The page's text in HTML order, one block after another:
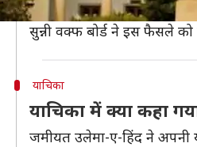
कोर्ट ने फैसले में सरकार को
सुन्नी वक्फ बोर्ड ने इस फैसले
याचिका
याचिका में क्या कहा
जमीयत उलेमा-ए-हिंद ने अपनी